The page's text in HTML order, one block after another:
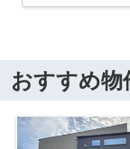
おすすめ物